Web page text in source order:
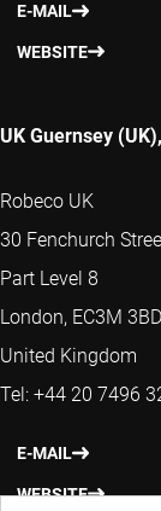
E-MAIL
WEBSITE
UK Guernsey
Robeco UK
30 Fenchurch
Part Level 8
London, EC3M 3BD
United Kingdom
Tel: +44 20 7496
E-MAIL
WEBSITE